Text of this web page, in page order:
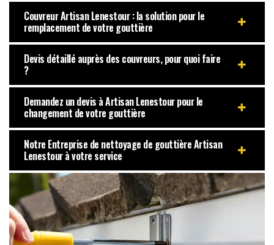
Couvreur Artisan Lenestour : la solution pour le
remplacement de votre gouttière
Devis détaillé auprès des couvreurs, pour quoi faire
?
Demandez un devis à Artisan Lenestour pour le
changement de votre gouttière
Notre Entreprise de nettoyage de gouttière Artisan
Lenestour à votre service